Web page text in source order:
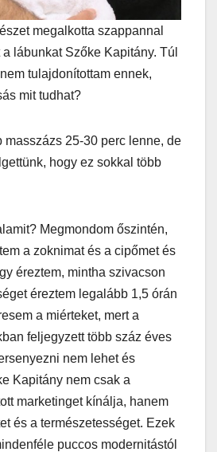
megalkotta szappannal
lábunkat Szőke Kapitány. Túl
tulajdonítottam ennek,
mit tudhat?
masszázs 25-30 perc lenne, de
hogy ez sokkal több
Megmondom őszintén,
a zoknimat és a cipőmet és
éreztem, mintha szivacson
éreztem legalább 1,5 órán
a miérteket, mert a
feljegyzett több száz éves
nem lehet és
Kapitány nem csak a
marketinget kínálja, hanem
és a természetességet. Ezek
puccos modernitástól